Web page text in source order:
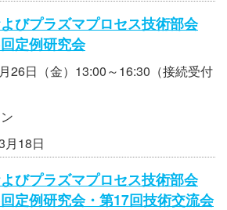
びプラズマプロセス技術部会
定例研究会
26日（金）13:00～16:30（接続受付
月18日
びプラズマプロセス技術部会
回定例研究会・第17回技術交流会